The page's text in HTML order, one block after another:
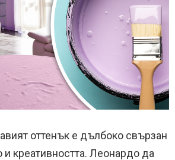
оттенък е дълбоко свързан
креативността. Леонардо да